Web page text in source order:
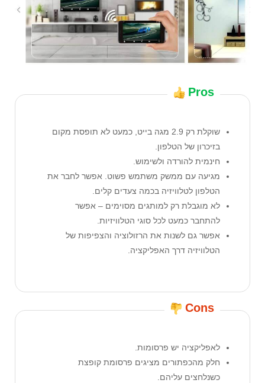
Pros
שוקלת רק 2.9 מגה בייט, כמעט לא תופסת מקום
בזיכרון של הטלפון.
חינמית להורדה ולשימוש.
מגיעה עם ממשק משתמש פשוט. אפשר לחבר את
הטלפון לטלוויזיה בכמה צעדים קלים.
לא מוגבלת רק למותגים מסוימים – אפשר
להתחבר כמעט לכל סוגי הטלוויזיות.
אפשר גם לשנות את הרזולוציה והצפיפות של
הטלוויזיה דרך האפליקציה.
Cons
לאפליקציה יש פרסומות.
חלק מהכפתורים מציגים פרסומת קופצת
כשנלחצים עליהם.